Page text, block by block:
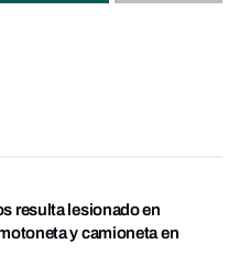
resulta lesionado en
y camioneta en